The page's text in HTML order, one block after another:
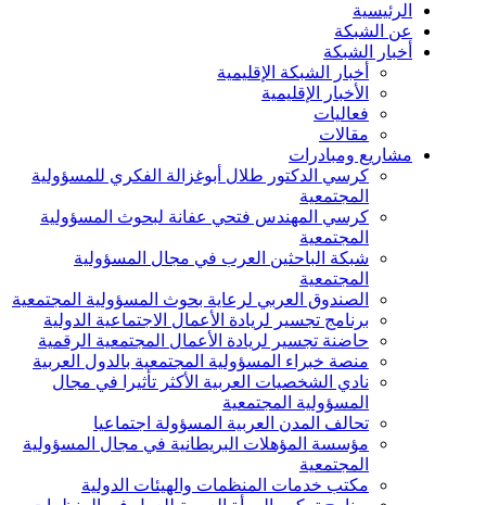
الرئيسية
عن الشبكة
أخبار الشبكة
أخبار الشبكة الإقليمية
الأخبار الإقليمية
فعاليات
مقالات
مشاريع ومبادرات
كرسي الدكتور طلال أبوغزالة الفكري للمسؤولية
المجتمعية
كرسي المهندس فتحي عفانة لبحوث المسؤولية
المجتمعية
شبكة الباحثين العرب في مجال المسؤولية
المجتمعية
الصندوق العربي لرعاية بحوث المسؤولية المجتمعية
برنامج تجسير لريادة الأعمال الاجتماعية الدولية
حاضنة تجسير لريادة الأعمال المجتمعية الرقمية
منصة خبراء المسؤولية المجتمعية بالدول العربية
نادي الشخصيات العربية الأكثر تأثيرا في مجال
المسؤولية المجتمعية
تحالف المدن العربية المسؤولة اجتماعيا
مؤسسة المؤهلات البريطانية في مجال المسؤولية
المجتمعية
مكتب خدمات المنظمات والهيئات الدولية